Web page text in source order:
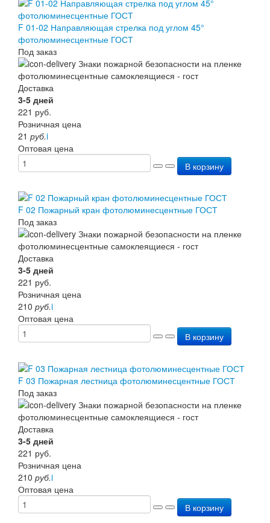
F 01-02 Направляющая стрелка под углом 45°
фотолюминесцентные ГОСТ
Под заказ
Доставка
3-5 дней
221 руб.
Розничная цена
21 руб.i
Оптовая цена
В корзину
F 02 Пожарный кран фотолюминесцентные ГОСТ
Под заказ
Доставка
3-5 дней
221 руб.
Розничная цена
210 руб.i
Оптовая цена
В корзину
F 03 Пожарная лестница фотолюминесцентные ГОСТ
Под заказ
Доставка
3-5 дней
221 руб.
Розничная цена
210 руб.i
Оптовая цена
В корзину